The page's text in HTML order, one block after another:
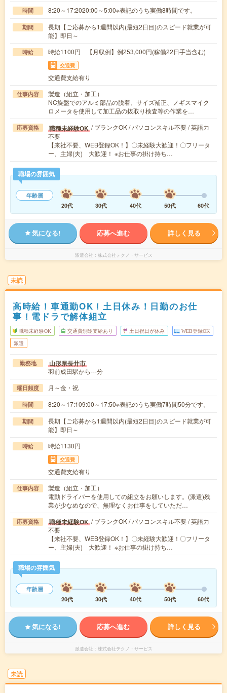
時間 8:20～17:2020:00～5:00※表記のうち実働8時間です。
期間
長期【ご応募から1週間以内(最短2日目)のスピード就業が可
能】即日～
時給 時給1100円 【月収例】例253,000円(稼働22日手当含む)
交通費
交通費支給有り
仕事内容
製造（組立・加工）
NC旋盤でのアルミ部品の脱着、サイズ補正、ノギスマイク
ロメータを使用して加工品の抜取り検査等の作業を…
応募資格 職種未経験OK / ブランクOK / パソコンスキル不要 / 英語力
不要
【来社不要、WEB登録OK！】〇未経験大歓迎！〇フリータ
ー、主婦(夫) 大歓迎！ ※お仕事の掛け持ち…
職場の雰囲気
年齢層
20代
30代 40代 50代 60代
気になる! 応募へ進む 詳しく見る
派遣会社 株式会社テクノ・サービス
未読
高時給！車通勤OK！土日休み！日勤のお仕
事！電ドラで解体組立
職種未経験OK 交通費別途支給あり 土日祝日が休み WEB登録OK
派遣
勤務地 山形県長井市
羽前成田駅から---分
曜日頻度 月～金・祝
時間 8:20～17:109:00～17:50※表記のうち実働7時間50分です。
期間
長期【ご応募から1週間以内(最短2日目)のスピード就業が可
能】即日～
時給 時給1130円
交通費
交通費支給有り
仕事内容
製造（組立・加工）
電動ドライバーを使用しての組立をお願いします。(派遣)残
業が少なめなので、無理なくお仕事をしていただ…
応募資格 職種未経験OK / ブランクOK / パソコンスキル不要 / 英語力
不要
【来社不要、WEB登録OK！】〇未経験大歓迎！〇フリータ
ー、主婦(夫) 大歓迎！ ※お仕事の掛け持ち…
職場の雰囲気
年齢層
20代
30代 40代 50代 60代
気になる! 応募へ進む 詳しく見る
派遣会社 株式会社テクノ・サービス
未読